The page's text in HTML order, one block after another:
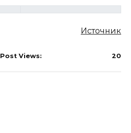
Источник
Post Views: 20